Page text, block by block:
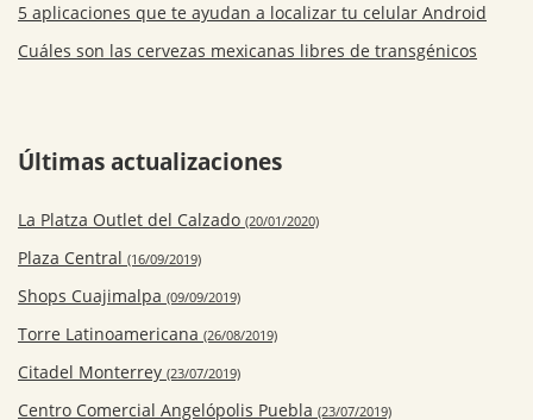
5 aplicaciones que te ayudan a localizar tu celular Android
Cuáles son las cervezas mexicanas libres de transgénicos
Últimas actualizaciones
La Platza Outlet del Calzado (20/01/2020)
Plaza Central (16/09/2019)
Shops Cuajimalpa (09/09/2019)
Torre Latinoamericana (26/08/2019)
Citadel Monterrey (23/07/2019)
Centro Comercial Angelópolis Puebla (23/07/2019)